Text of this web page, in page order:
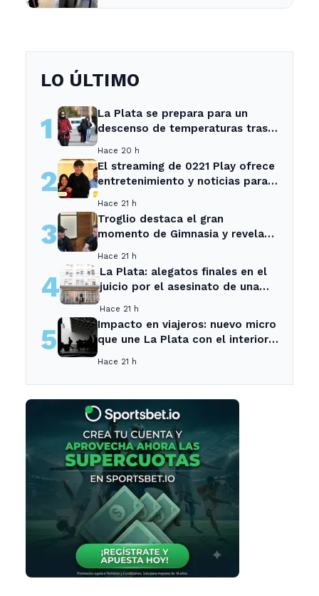
LO ÚLTIMO
1
La Plata se prepara para un
descenso de temperaturas tras
Hace 20 h
2
El streaming de 0221 Play ofrece
entretenimiento y noticias para
Hace 21 h
3
Troglio destaca el gran
momento de Gimnasia y revela
Hace 21 h
4
La Plata: alegatos finales en el
juicio por el asesinato de una
Hace 21 h
5
Impacto en viajeros: nuevo micro
que une La Plata con el interior
Hace 21 h